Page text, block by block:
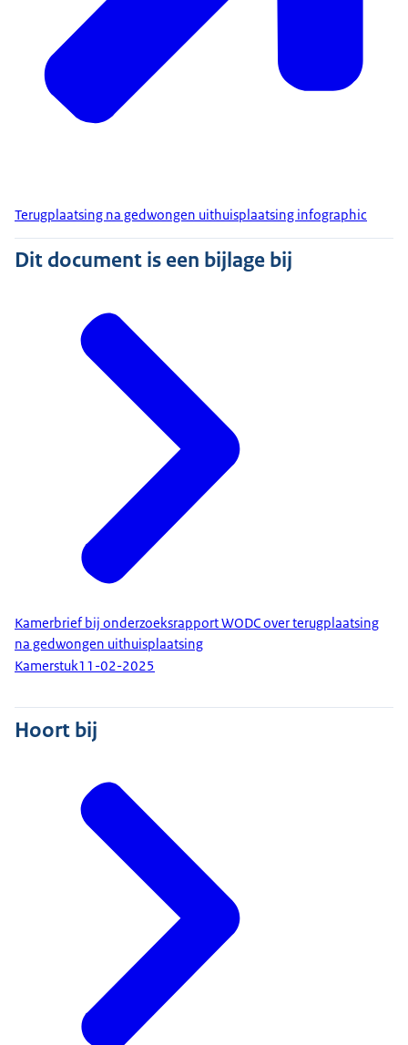
Terugplaatsing na gedwongen uithuisplaatsing infographic
Dit document is een bijlage bij
Kamerbrief bij onderzoeksrapport WODC over terugplaatsing
na gedwongen uithuisplaatsing
Kamerstuk11-02-2025
Hoort bij